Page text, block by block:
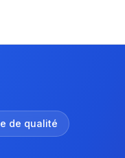
de qualité